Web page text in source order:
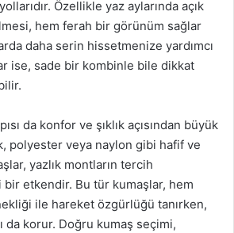
Özellikle yaz aylarında açık
hem ferah bir görünüm sağlar
daha serin hissetmenize yardımcı
ise, sade bir kombinle bile dikkat
da konfor ve şıklık açısından büyük
polyester veya naylon gibi hafif ve
yazlık montların tercih
etkendir. Bu tür kumaşlar, hem
ile hareket özgürlüğü tanırken,
da korur. Doğru kumaş seçimi,